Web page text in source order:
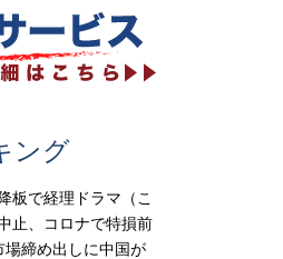
ング
板で経理ドラマ（こ
止、コロナで特損前
場締め出しに中国が